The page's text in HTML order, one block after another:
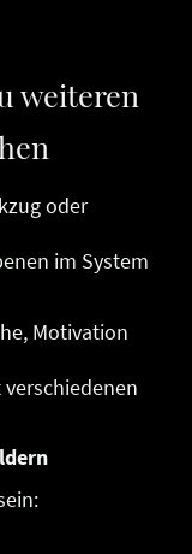
weiteren
oder
im System
Motivation